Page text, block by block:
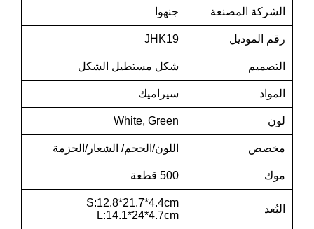
الشركة المصنعة جنهوا
رقم الموديل JHK19
التصميم شكل مستطيل الشكل
المواد سيراميك
لون White, Green
مخصص اللون/الحجم/ الشعار/الحزمة
موك 500 قطعة
البُعد
S:12.8*21.7*4.4cm
L:14.1*24*4.7cm